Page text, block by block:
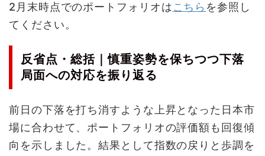
2月末時点でのポートフォリオはこちら を参照し
てください。
反省点・総括｜慎重姿勢を保ちつつ下落
局面への対応を振り返る
前日の下落を打ち消すような上昇となった日本市
場に合わせて、ポートフォリオの評価額も回復傾
向を示しました。結果として指数の戻りと歩調を